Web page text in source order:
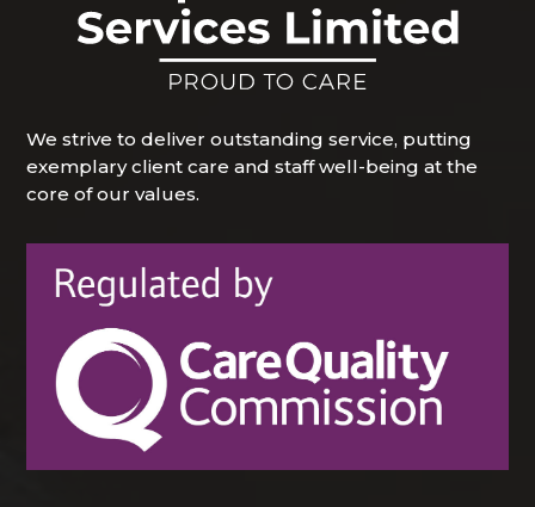
We strive to deliver outstanding service, putting
exemplary client care and staff well-being at the
core of our values.